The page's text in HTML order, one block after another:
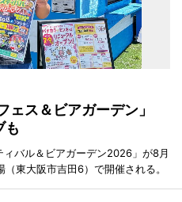
ェス＆ビアガーデン」
も
バル＆ビアガーデン2026」が8月
東大阪市吉田6）で開催される。